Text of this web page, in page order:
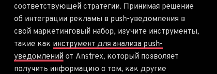
соответствующей стратегии. Принимая решение
об интеграции рекламы в push-уведомления в
свой маркетинговый набор, изучите инструменты,
такие как инструмент для анализа push-
уведомлений от Anstrex, который позволяет
получить информацию о том, как другие